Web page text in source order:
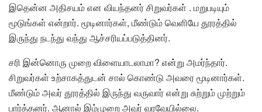
இதென்ன அதிசயம் என வியந்தனர் சிறுவர்கள் . மறுபடியும்
மூடுங்கள் என்றார். மூடினார்கள், மீண்டும் வெளியே தூரத்தில்
இருந்து நடந்து வந்து ஆச்சரியப்படுத்தினர்.
சரி இன்னொரு முறை விளையாடலாமா? என்று அமர்ந்தார்.
சிறுவர்கள் உற்சாகத்துடன் சால் கொண்டு அவரை மூடினார்கள்.
மீண்டும் அவர் தூரத்தில் இருந்து வருவார் என்று சுற்றும் முற்றும்
பார்த்தனர். ஆனால் இம்முறை அவர் வரவேயில்லை.